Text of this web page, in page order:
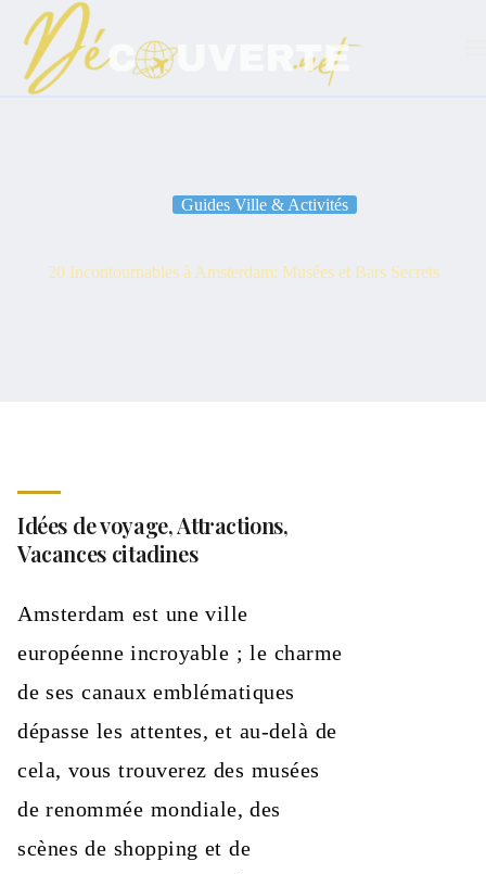
contenu
Guides Ville & Activités
20 Incontournables à Amsterdam: Musées et Bars Secrets
Idées de voyage, Attractions,
Vacances citadines
Amsterdam est une ville
européenne incroyable ; le charme
de ses canaux emblématiques
dépasse les attentes, et au-delà de
cela, vous trouverez des musées
de renommée mondiale, des
scènes de shopping et de